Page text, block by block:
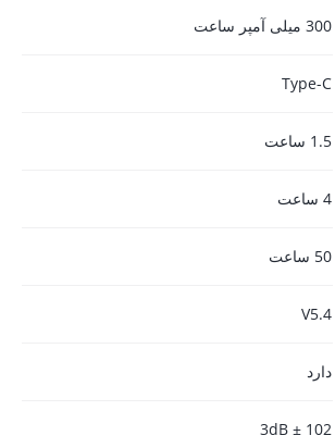
300 میلی آمپر ساعت
Type-C
1.5 ساعت
4 ساعت
50 ساعت
V5.4
دارد
102 ± 3dB